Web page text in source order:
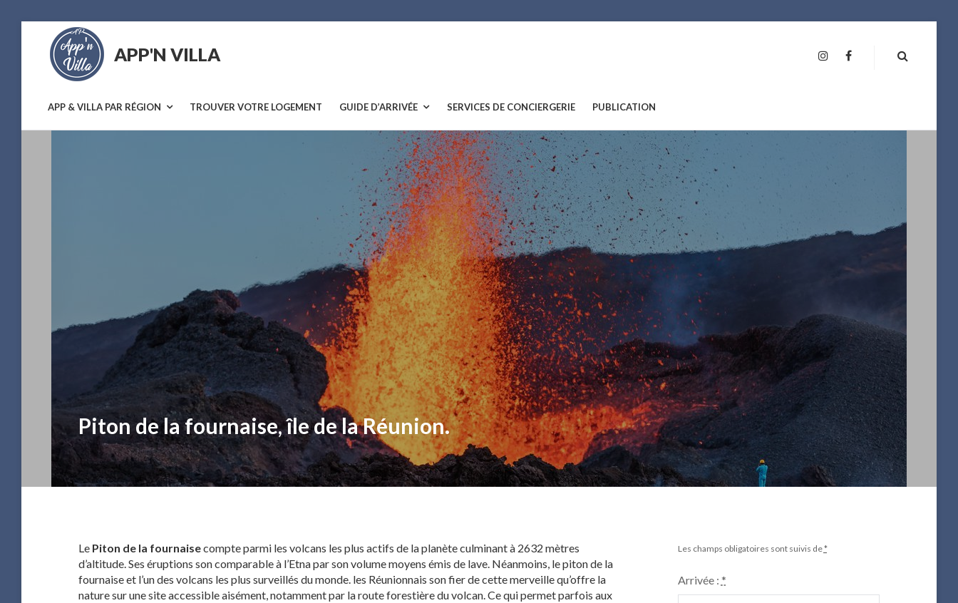
content
APP'N VILLA
APP & VILLA PAR RÉGION TROUVER VOTRE LOGEMENT GUIDE D’ARRIVÉE SERVICES DE CONCIERGERIE PUBLICATION
INSTAGRAM
Piton de la fournaise, île de la Réunion.
Le Piton de la fournaisecompte parmi les volcans les plus actifs de la planète culminant à 2632 mètres
d’altitude. Ses éruptions son comparable à l’Etna par son volume moyens émis de lave. Néanmoins, le piton de la
fournaise et l’un des volcans les plus surveillés du monde. les Réunionnais son fier de cette merveille qu’offre la
nature sur une site accessible aisément, notamment par la route forestière du volcan. Ce qui permet parfois aux
Les champs obligatoires sont suivis de*
Arrivée : *